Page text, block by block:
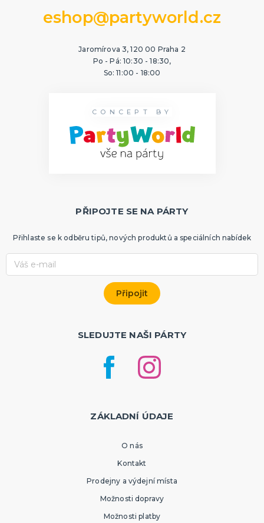
eshop@partyworld.cz
Jaromírova 3, 120 00 Praha 2
Po - Pá: 10:30 - 18:30,
So: 11:00 - 18:00
CONCEPT BY
PŘIPOJTE SE NA PÁRTY
Přihlaste se k odběru tipů, nových produktů a speciálních nabídek
SLEDUJTE NAŠI PÁRTY
ZÁKLADNÍ ÚDAJE
O nás
Kontakt
Prodejny a výdejní místa
Možnosti dopravy
Možnosti platby